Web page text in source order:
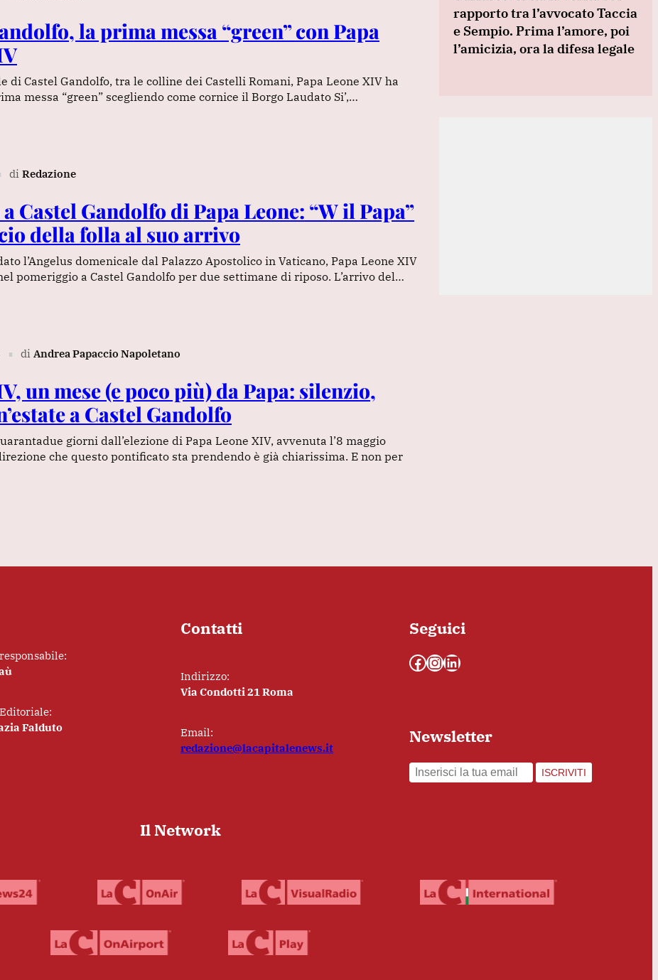
la prima messa “green” con Papa
di Castel Gandolfo, tra le colline dei Castelli Romani, Papa Leone XIV ha
messa “green” scegliendo come cornice il Borgo Laudato Si’,…
di Redazione
Castel Gandolfo di Papa Leone: “W il Papa”
della folla al suo arrivo
l’Angelus domenicale dal Palazzo Apostolico in Vaticano, Papa Leone XIV
pomeriggio a Castel Gandolfo per due settimane di riposo. L’arrivo del…
∎ di Andrea Papaccio Napoletano
un mese (e poco più) da Papa: silenzio,
a Castel Gandolfo
giorni dall’elezione di Papa Leone XIV, avvenuta l’8 maggio
che questo pontificato sta prendendo è già chiarissima. E non per
rapporto tra l’avvocato Taccia
e Sempio. Prima l’amore, poi
l’amicizia, ora la difesa legale
Falduto
Contatti
Indirizzo:
Via Condotti 21 Roma
Email:
redazione@lacapitalenews.it
Seguici
Facebook InstagramLinkedIn
Newsletter
ISCRIVITI
Il Network